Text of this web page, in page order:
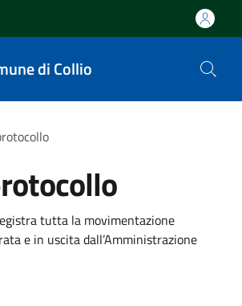
di Collio
tutta la movimentazione
e in uscita dall’Amministrazione